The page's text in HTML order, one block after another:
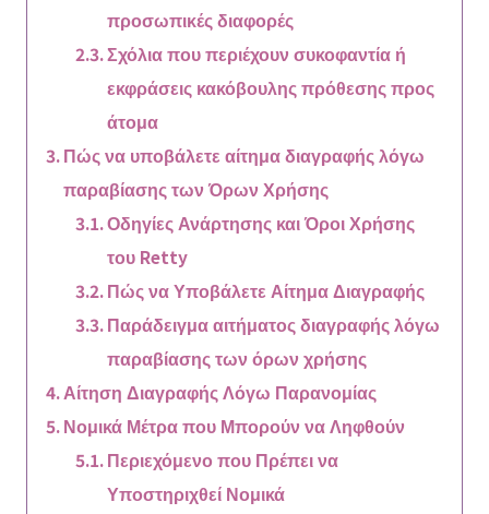
προσωπικές διαφορές
Σχόλια που περιέχουν συκοφαντία ή
εκφράσεις κακόβουλης πρόθεσης προς
άτομα
Πώς να υποβάλετε αίτημα διαγραφής λόγω
παραβίασης των Όρων Χρήσης
Οδηγίες Ανάρτησης και Όροι Χρήσης
του Retty
Πώς να Υποβάλετε Αίτημα Διαγραφής
Παράδειγμα αιτήματος διαγραφής λόγω
παραβίασης των όρων χρήσης
Αίτηση Διαγραφής Λόγω Παρανομίας
Νομικά Μέτρα που Μπορούν να Ληφθούν
Περιεχόμενο που Πρέπει να
Υποστηριχθεί Νομικά